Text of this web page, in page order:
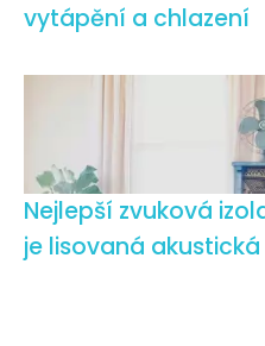
vytápění a chlazení
Nejlepší zvuková
je lisovaná